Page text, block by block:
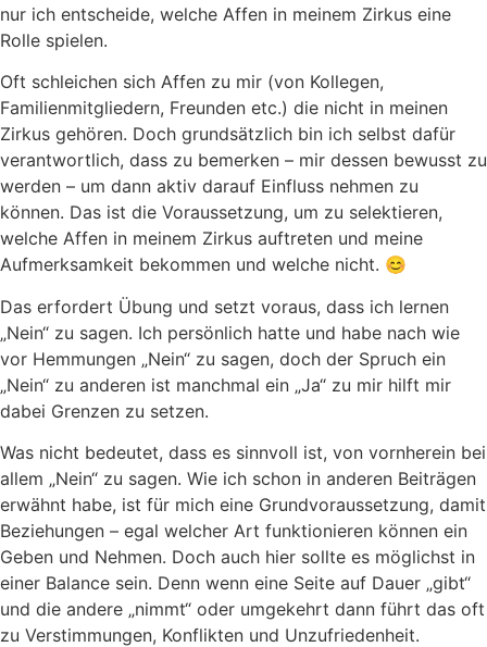
nur ich entscheide, welche Affen in meinem Zirkus eine
Rolle spielen.
Oft schleichen sich Affen zu mir (von Kollegen,
Familienmitgliedern, Freunden etc.) die nicht in meinen
Zirkus gehören. Doch grundsätzlich bin ich selbst dafür
verantwortlich, dass zu bemerken – mir dessen bewusst zu
werden – um dann aktiv darauf Einfluss nehmen zu
können. Das ist die Voraussetzung, um zu selektieren,
welche Affen in meinem Zirkus auftreten und meine
Aufmerksamkeit bekommen und welche nicht. 😊
Das erfordert Übung und setzt voraus, dass ich lernen
„Nein“ zu sagen. Ich persönlich hatte und habe nach wie
vor Hemmungen „Nein“ zu sagen, doch der Spruch ein
„Nein“ zu anderen ist manchmal ein „Ja“ zu mir hilft mir
dabei Grenzen zu setzen.
Was nicht bedeutet, dass es sinnvoll ist, von vornherein bei
allem „Nein“ zu sagen. Wie ich schon in anderen Beiträgen
erwähnt habe, ist für mich eine Grundvoraussetzung, damit
Beziehungen – egal welcher Art funktionieren können ein
Geben und Nehmen. Doch auch hier sollte es möglichst in
einer Balance sein. Denn wenn eine Seite auf Dauer „gibt“
und die andere „nimmt“ oder umgekehrt dann führt das oft
zu Verstimmungen, Konflikten und Unzufriedenheit.